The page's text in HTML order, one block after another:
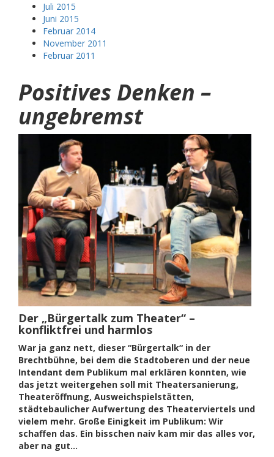
Juli 2015
Juni 2015
Februar 2014
November 2011
Februar 2011
Positives Denken –
ungebremst
Der „Bürgertalk zum Theater“ –
konfliktfrei und harmlos
War ja ganz nett, dieser “Bürgertalk“ in der
Brechtbühne, bei dem die Stadtoberen und der neue
Intendant dem Publikum mal erklären konnten, wie
das jetzt weitergehen soll mit Theatersanierung,
Theateröffnung, Ausweichspielstätten,
städtebaulicher Aufwertung des Theaterviertels und
vielem mehr. Große Einigkeit im Publikum: Wir
schaffen das. Ein bisschen naiv kam mir das alles vor,
aber na gut…